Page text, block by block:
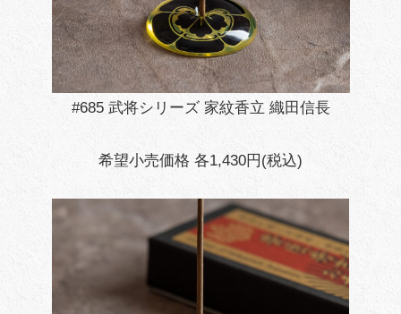
#685 武将シリーズ 家紋香立 織田信長
希望小売価格 各1,430円(税込)